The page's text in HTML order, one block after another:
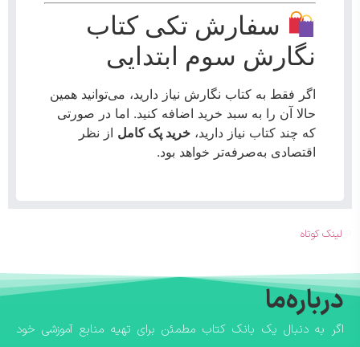
سفارش تکی کتاب
نگارش سوم ابتدایی
اگر فقط به کتاب نگارش نیاز دارید، می‌توانید همین
حالا آن را به سبد خرید اضافه کنید. اما در صورتی
که چند کتاب نیاز دارید، خرید پک کامل از نظر
اقتصادی به‌صرفه‌تر خواهد بود.
لینک کوتاه
درباره‌ما
اگر به دنبال یک بانک کتاب مطمئن برای تهیه منابع آموزشی خود